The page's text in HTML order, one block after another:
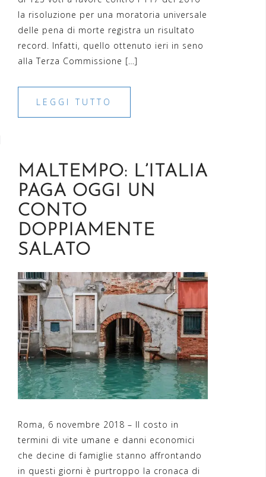
la risoluzione per una moratoria universale
delle pena di morte registra un risultato
record. Infatti, quello ottenuto ieri in seno
alla Terza Commissione […]
LEGGI TUTTO
MALTEMPO: L’ITALIA
PAGA OGGI UN
CONTO
DOPPIAMENTE
SALATO
Roma, 6 novembre 2018 – Il costo in
termini di vite umane e danni economici
che decine di famiglie stanno affrontando
in questi giorni è purtroppo la cronaca di